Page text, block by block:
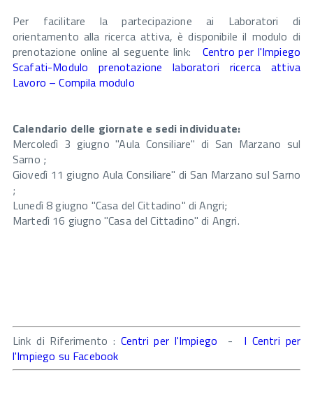
Per facilitare la partecipazione ai Laboratori di
orientamento alla ricerca attiva, è disponibile il modulo di
prenotazione online al seguente link: Centro per l'Impiego
Scafati-Modulo prenotazione laboratori ricerca attiva
Lavoro – Compila modulo
Calendario delle giornate e sedi individuate:
Mercoledì 3 giugno "Aula Consiliare" di San Marzano sul
Sarno ;
Giovedì 11 giugno Aula Consiliare" di San Marzano sul Sarno
;
Lunedì 8 giugno "Casa del Cittadino" di Angri;
Martedì 16 giugno "Casa del Cittadino" di Angri.
Link di Riferimento : Centri per l'Impiego - I Centri per
l'Impiego su Facebook